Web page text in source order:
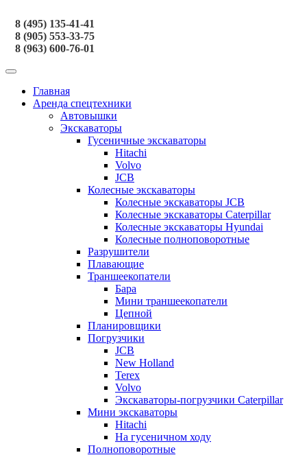
8 (495) 135-41-41
8 (905) 553-33-75
8 (963) 600-76-01
Главная
Аренда спецтехники
Автовышки
Экскаваторы
Гусеничные экскаваторы
Hitachi
Volvo
JCB
Колесные экскаваторы
Колесные экскаваторы JCB
Колесные экскаваторы Caterpillar
Колесные экскаваторы Hyundai
Колесные полноповоротные
Разрушители
Плавающие
Траншеекопатели
Бара
Мини траншеекопатели
Цепной
Планировщики
Погрузчики
JCB
New Holland
Terex
Volvo
Экскаваторы-погрузчики Caterpillar
Мини экскаваторы
Hitachi
На гусеничном ходу
Полноповоротные